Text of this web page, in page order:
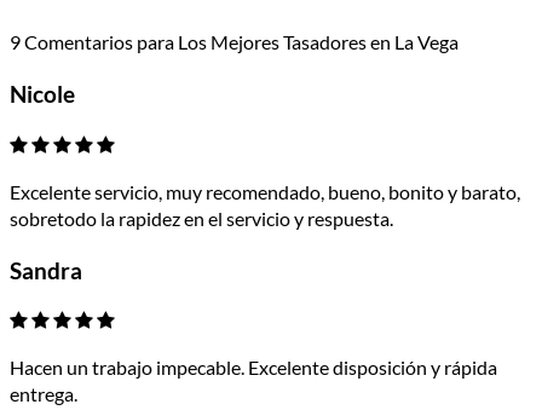
9 Comentarios para Los Mejores Tasadores en La Vega
Nicole
Excelente servicio, muy recomendado, bueno, bonito y barato,
sobretodo la rapidez en el servicio y respuesta.
Sandra
Hacen un trabajo impecable. Excelente disposición y rápida
entrega.